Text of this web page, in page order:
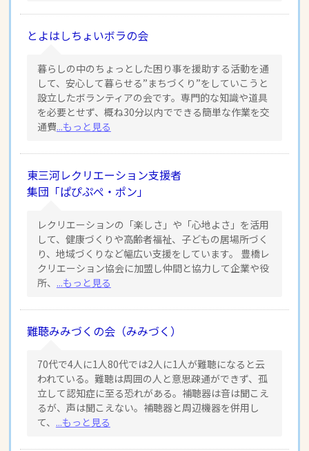
とよはしちょいボラの会
暮らしの中のちょっとした困り事を援助する活動を通
して、安心して暮らせる”まちづくり”をしていこうと
設立したボランティアの会です。専門的な知識や道具
を必要とせず、概ね30分以内でできる簡単な作業を交
通費...もっと見る
東三河レクリエーション支援者
集団「ぱぴぷぺ・ポン」
レクリエーションの「楽しさ」や「心地よさ」を活用
して、健康づくりや高齢者福祉、子どもの居場所づく
り、地域づくりなど幅広い支援をしています。 豊橋レ
クリエーション協会に加盟し仲間と協力して企業や役
所、 ...もっと見る
難聴みみづくの会（みみづく）
70代で4人に1人80代では2人に1人が難聴になると云
われている。難聴は周囲の人と意思疎通ができず、孤
立して認知症に至る恐れがある。補聴器は音は聞こえ
るが、声は聞こえない。補聴器と周辺機器を併用し
て、 ...もっと見る